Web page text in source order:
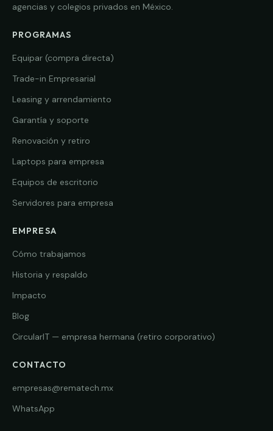
agencias y colegios privados en México.
PROGRAMAS
Equipar (compra directa)
Trade-in Empresarial
Leasing y arrendamiento
Garantía y soporte
Renovación y retiro
Laptops para empresa
Equipos de escritorio
Servidores para empresa
EMPRESA
Cómo trabajamos
Historia y respaldo
Impacto
Blog
CircularIT — empresa hermana (retiro corporativo)
CONTACTO
empresas@rematech.mx
WhatsApp